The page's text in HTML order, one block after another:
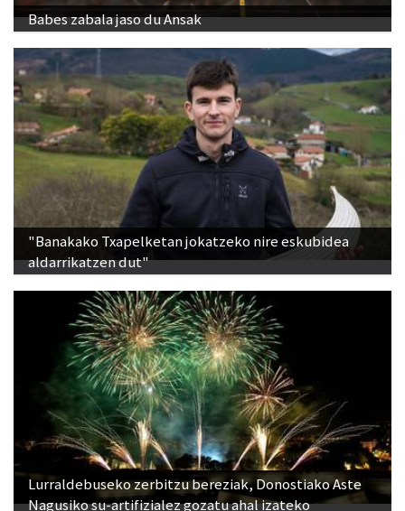
"Banakako Txapelketan jokatzeko nire eskubidea
aldarrikatzen dut"
Lurraldebuseko zerbitzu bereziak, Donostiako Aste
Nagusiko su-artifizialez gozatu ahal izateko